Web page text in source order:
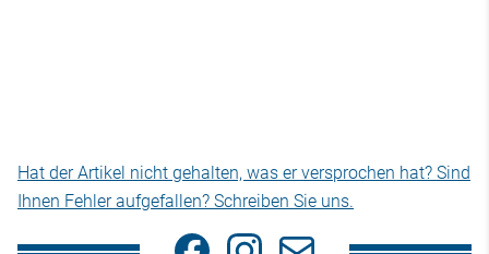
Hat der Artikel nicht gehalten, was er versprochen hat? Sind
Ihnen Fehler aufgefallen? Schreiben Sie uns.